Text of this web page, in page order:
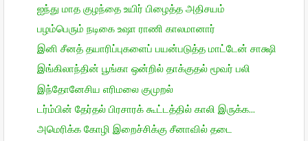
ஐந்து மாத குழந்தை உயிர் பிழைத்த அதிசயம்
பழம்பெரும் நடிகை உஷா ராணி காலமானார்
இனி சீனத் தயாரிப்புகளைப் பயன்படுத்த மாட்டேன் சாக்ஷி
இங்கிலாந்தின் பூங்கா ஒன்றில் தாக்குதல் மூவர் பலி
இந்தோனேசிய எரிமலை குமுறல்
டர்ம்பின் தேர்தல் பிரசாரக் கூட்டத்தில் காலி இருக்க...
அமெரிக்க கோழி இறைச்சிக்கு சீனாவில் தடை